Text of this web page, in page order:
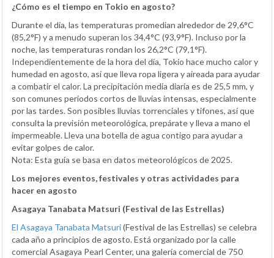
¿Cómo es el tiempo en Tokio en agosto?
Durante el día, las temperaturas promedian alrededor de 29,6°C
(85,2°F) y a menudo superan los 34,4°C (93,9°F). Incluso por la
noche, las temperaturas rondan los 26,2°C (79,1°F).
Independientemente de la hora del día, Tokio hace mucho calor y
humedad en agosto, así que lleva ropa ligera y aireada para ayudar
a combatir el calor. La precipitación media diaria es de 25,5 mm, y
son comunes periodos cortos de lluvias intensas, especialmente
por las tardes. Son posibles lluvias torrenciales y tifones, así que
consulta la previsión meteorológica, prepárate y lleva a mano el
impermeable. Lleva una botella de agua contigo para ayudar a
evitar golpes de calor.
Nota: Esta guía se basa en datos meteorológicos de 2025.
Los mejores eventos, festivales y otras actividades para
hacer en agosto
Asagaya Tanabata Matsuri (Festival de las Estrellas)
El Asagaya Tanabata Matsuri(Festival de las Estrellas) se celebra
cada año a principios de agosto. Está organizado por la calle
comercial Asagaya Pearl Center, una galería comercial de 750